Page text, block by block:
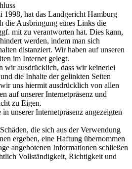
hat das Landgericht Hamburg
die Ausbringung eines Links die
mit zu verantworten hat. Dies kann,
werden, indem man sich
distanziert. Wir haben auf unseren
im Internet gelegt.
wir ausdrücklich, dass wir keinerlei
die Inhalte der gelinkten Seiten
uns hiermit ausdrücklich von allen
auf unserer Internetpräsenz und
zu Eigen.
unserer Internetpräsenz angezeigten
die sich aus der Verwendung
ergeben, eine Haftung übernommen
angebotenen Informationen schließen
Vollständigkeit, Richtigkeit und